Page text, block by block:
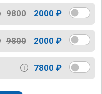
9800 2000 ₽
9800 2000 ₽
7800 ₽